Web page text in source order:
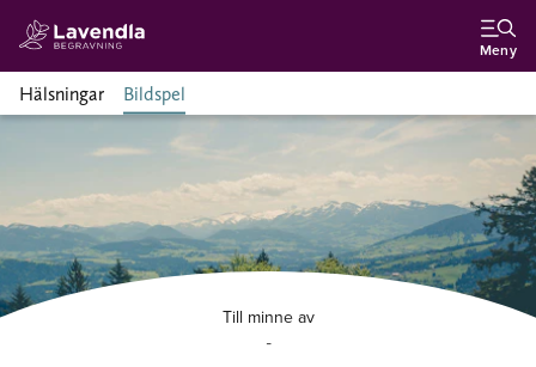
Meny
Hälsningar Bildspel
Till minne av
-